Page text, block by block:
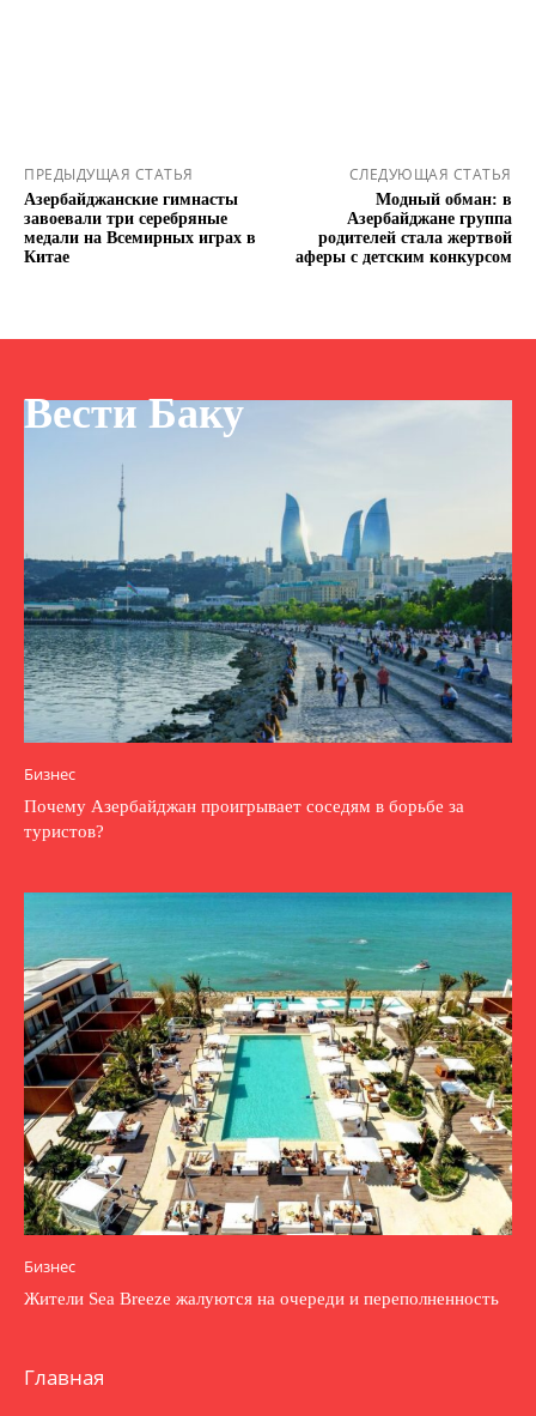
ПРЕДЫДУЩАЯ СТАТЬЯ
Азербайджанские гимнасты
завоевали три серебряные
медали на Всемирных играх в
Китае
СЛЕДУЮЩАЯ СТАТЬЯ
Модный обман: в
Азербайджане группа
родителей стала жертвой
аферы с детским конкурсом
Вести Баку
Бизнес
Почему Азербайджан проигрывает соседям в борьбе за
туристов?
Бизнес
Жители Sea Breeze жалуются на очереди и переполненность
Главная